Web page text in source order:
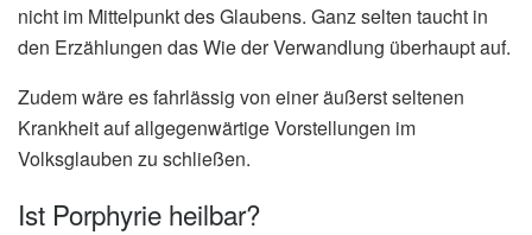
nicht im Mittelpunkt des Glaubens. Ganz selten taucht in
den Erzählungen das Wie der Verwandlung überhaupt auf.
Zudem wäre es fahrlässig von einer äußerst seltenen
Krankheit auf allgegenwärtige Vorstellungen im
Volksglauben zu schließen.
Ist Porphyrie heilbar?